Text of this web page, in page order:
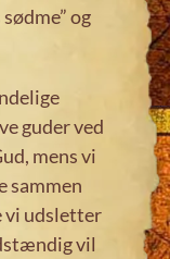
og
guder ved
mens vi
sammen
vi udsletter
vil